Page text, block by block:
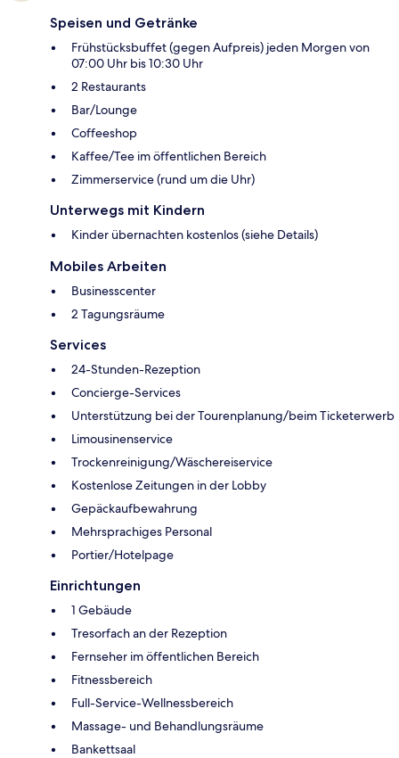
Speisen und Getränke
Frühstücksbuffet (gegen Aufpreis) jeden Morgen von
07:00 Uhr bis 10:30 Uhr
2 Restaurants
Bar/Lounge
Coffeeshop
Kaffee/Tee im öffentlichen Bereich
Zimmerservice (rund um die Uhr)
Unterwegs mit Kindern
Kinder übernachten kostenlos (siehe Details)
Mobiles Arbeiten
Businesscenter
2 Tagungsräume
Services
24-Stunden-Rezeption
Concierge-Services
Unterstützung bei der Tourenplanung/beim Ticketerwerb
Limousinenservice
Trockenreinigung/Wäschereiservice
Kostenlose Zeitungen in der Lobby
Gepäckaufbewahrung
Mehrsprachiges Personal
Portier/Hotelpage
Einrichtungen
1 Gebäude
Tresorfach an der Rezeption
Fernseher im öffentlichen Bereich
Fitnessbereich
Full-Service-Wellnessbereich
Massage- und Behandlungsräume
Bankettsaal